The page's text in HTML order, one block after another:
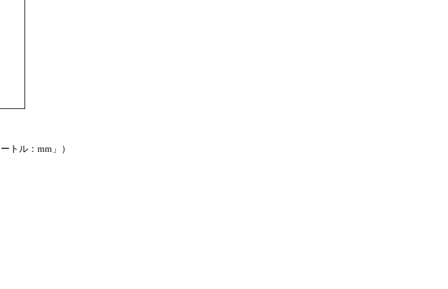
トル：mm」）